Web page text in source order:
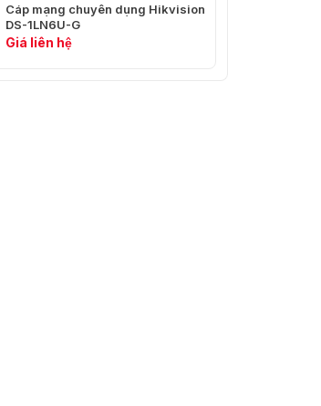
Cáp mạng chuyên dụng Hikvision
DS-1LN6U-G
Giá liên hệ